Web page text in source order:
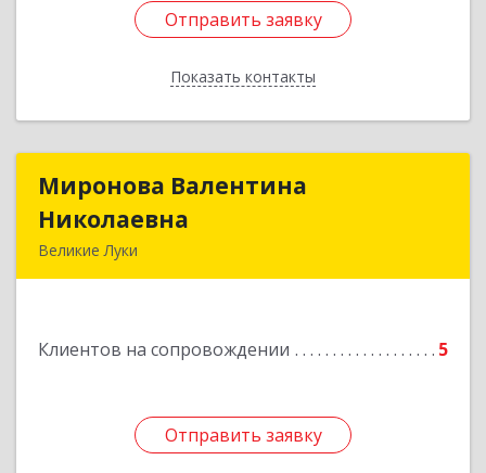
Отправить заявку
Показать контакты
Отправить заявку
Назад
Миронова Валентина
Николаевна
Великие Луки
Клиентов на сопровождении 5
Отправить заявку
Миронова Валентина
Отправить заявку